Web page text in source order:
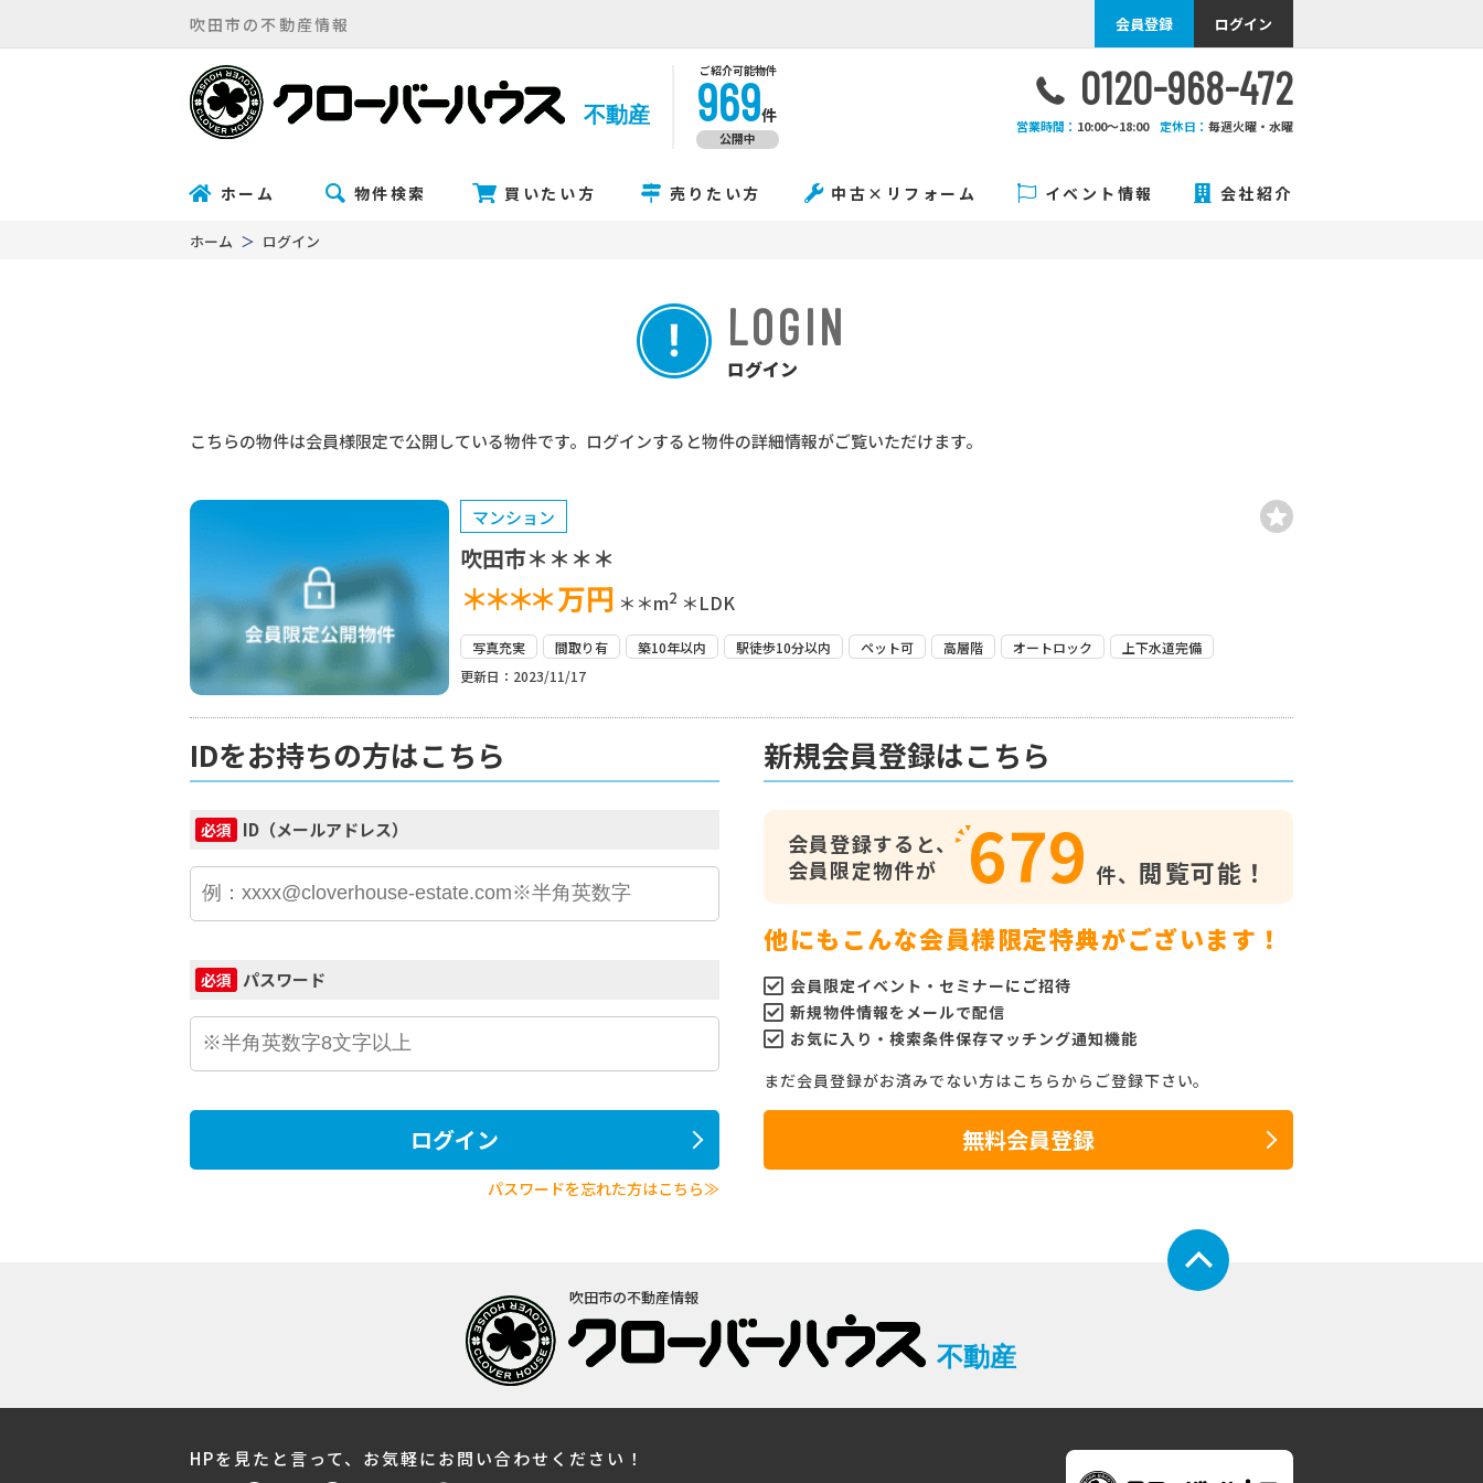
吹田市の不動産情報 会員登録 ログイン
不動産
ご紹介可能物件
969件
公開中
0120-968-472
営業時間： 10:00〜18:00 定休日： 毎週火曜・水曜
ホーム 物件検索 買いたい方 売りたい方 中古×リフォーム イベント情報 会社紹介
ホーム ログイン
LOGIN
ログイン
こちらの物件は会員様限定で公開している物件です。ログインすると物件の詳細情報がご覧いただけます。
マンション
吹田市＊＊＊＊
＊＊＊＊万円 ＊＊m2 ＊LDK
写真充実 間取り有 築10年以内 駅徒歩10分以内 ペット可 高層階 オートロック
上下水道完備
更新日：2023/11/17
IDをお持ちの方はこちら
必須 ID（メールアドレス）
必須 パスワード
ログイン
パスワードを忘れた方はこちら≫
新規会員登録はこちら
会員登録すると、
会員限定物件が
679 件、 閲覧可能！
他にもこんな会員様限定特典がございます！
会員限定イベント・セミナーにご招待
新規物件情報をメールで配信
お気に入り・検索条件保存マッチング通知機能
まだ会員登録がお済みでない方はこちらからご登録下さい。
無料会員登録
吹田市の不動産情報
不動産
HPを見たと言って、お気軽にお問い合わせください！